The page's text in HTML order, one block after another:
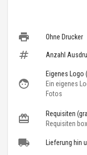
Ohne Drucker
Anzahl
Eigenes Logo
Ein eigenes
Fotos
Requisiten
Requisiten
Lieferung hin